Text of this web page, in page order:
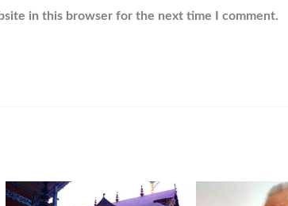
in this browser for the next time I comment.